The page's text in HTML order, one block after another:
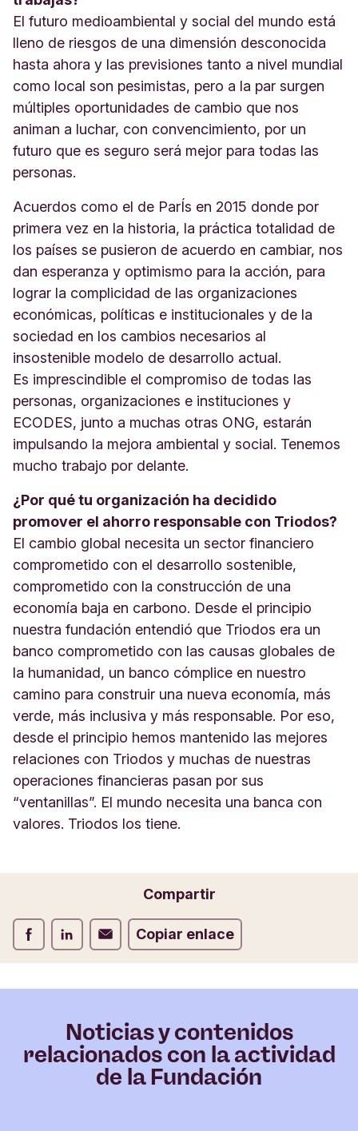
El futuro medioambiental y social del mundo está
lleno de riesgos de una dimensión desconocida
hasta ahora y las previsiones tanto a nivel mundial
como local son pesimistas, pero a la par surgen
múltiples oportunidades de cambio que nos
animan a luchar, con convencimiento, por un
futuro que es seguro será mejor para todas las
personas.
Acuerdos como el de ParÍs en 2015 donde por
primera vez en la historia, la práctica totalidad de
los países se pusieron de acuerdo en cambiar, nos
dan esperanza y optimismo para la acción, para
lograr la complicidad de las organizaciones
económicas, políticas e institucionales y de la
sociedad en los cambios necesarios al
insostenible modelo de desarrollo actual.
Es imprescindible el compromiso de todas las
personas, organizaciones e instituciones y
ECODES, junto a muchas otras ONG, estarán
impulsando la mejora ambiental y social. Tenemos
mucho trabajo por delante.
¿Por qué tu organización ha decidido
promover el ahorro responsable con Triodos?
El cambio global necesita un sector financiero
comprometido con el desarrollo sostenible,
comprometido con la construcción de una
economía baja en carbono. Desde el principio
nuestra fundación entendió que Triodos era un
banco comprometido con las causas globales de
la humanidad, un banco cómplice en nuestro
camino para construir una nueva economía, más
verde, más inclusiva y más responsable. Por eso,
desde el principio hemos mantenido las mejores
relaciones con Triodos y muchas de nuestras
operaciones financieras pasan por sus
“ventanillas”. El mundo necesita una banca con
valores. Triodos los tiene.
Compartir
Compartir Facebook
Compartir LinkedIn
Compartir Correo electrónico
Copiar enlace
Noticias y contenidos
relacionados con la actividad
de la Fundación